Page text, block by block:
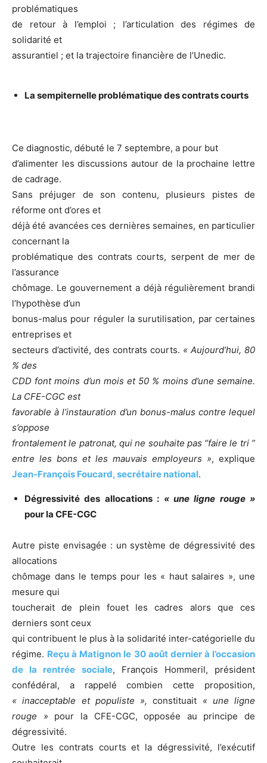
problématiques
de retour à l’emploi ; l’articulation des régimes de
solidarité et
assurantiel ; et la trajectoire financière de l’Unedic.
La sempiternelle problématique des contrats courts
Ce diagnostic, débuté le 7 septembre, a pour but
d’alimenter les discussions autour de la prochaine lettre
de cadrage.
Sans préjuger de son contenu, plusieurs pistes de
réforme ont d’ores et
déjà été avancées ces dernières semaines, en particulier
concernant la
problématique des contrats courts, serpent de mer de
l’assurance
chômage. Le gouvernement a déjà régulièrement brandi
l’hypothèse d’un
bonus-malus pour réguler la surutilisation, par certaines
entreprises et
secteurs d’activité, des contrats courts. « Aujourd’hui, 80
% des
CDD font moins d’un mois et 50 % moins d’une semaine.
La CFE-CGC est
favorable à l’instauration d’un bonus-malus contre lequel
s’oppose
frontalement le patronat, qui ne souhaite pas “faire le tri”
entre les bons et les mauvais employeurs », explique
Jean-François Foucard, secrétaire national.
Dégressivité des allocations : « une ligne rouge »
pour la CFE-CGC
Autre piste envisagée : un système de dégressivité des
allocations
chômage dans le temps pour les « haut salaires », une
mesure qui
toucherait de plein fouet les cadres alors que ces
derniers sont ceux
qui contribuent le plus à la solidarité inter-catégorielle du
régime. Reçu à Matignon le 30 août dernier à l’occasion
de la rentrée sociale, François Hommeril, président
confédéral, a rappelé combien cette proposition,
« inacceptable et populiste », constituait « une ligne
rouge » pour la CFE-CGC, opposée au principe de
dégressivité.
Outre les contrats courts et la dégressivité, l’exécutif